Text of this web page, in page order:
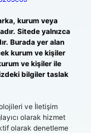
kurum veya
Sitede yalnızca
Burada yer alan
kurum ve kişiler
ve kişiler ile
bilgiler taslak
ve İletişim
olarak hizmet
olarak denetleme